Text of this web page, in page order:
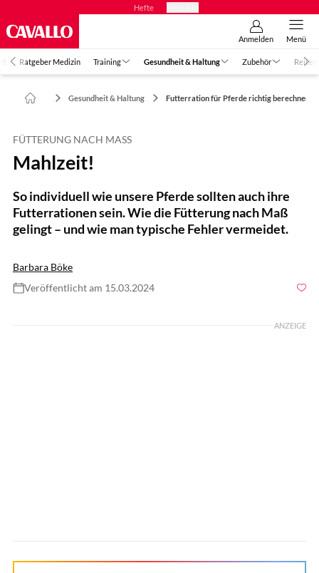
Hefte
Anmelden Menü
Ratgeber Medizin Training Gesundheit & Haltung Zubehör
Gesundheit & Haltung Futterration für Pferde richtig berechnen
FÜTTERUNG NACH MASS
Mahlzeit!
So individuell wie unsere Pferde sollten auch ihre
Futterrationen sein. Wie die Fütterung nach Maß
gelingt – und wie man typische Fehler vermeidet.
Barbara Böke
Veröffentlicht am 15.03.2024
ANZEIGE